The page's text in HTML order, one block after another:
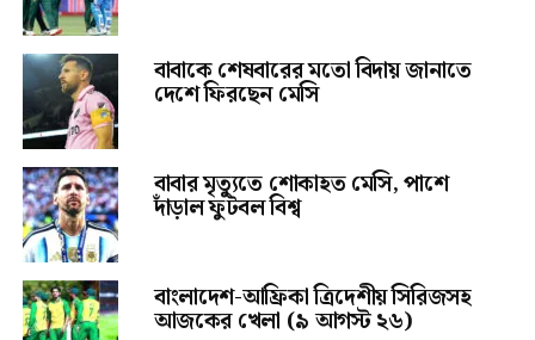
বাবাকে শেষবারের মতো বিদায় জানাতে
দেশে ফিরছেন মেসি
বাবার মৃত্যুতে শোকাহত মেসি, পাশে
দাঁড়াল ফুটবল বিশ্ব
বাংলাদেশ-আফ্রিকা ত্রিদেশীয় সিরিজসহ
আজকের খেলা (৯ আগস্ট ২৬)